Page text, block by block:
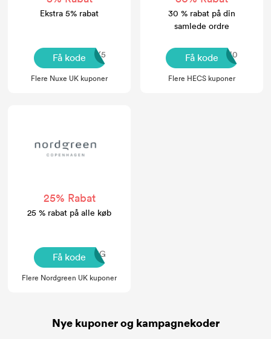
Ekstra 5% rabat
Få kode
UKHONEY5
Flere Nuxe UK kuponer
30 % rabat på din
samlede ordre
Få kodefiFQl0
Flere HECS kuponer
25% Rabat
25 % rabat på alle køb
Få kode
HSD20NG
Flere Nordgreen UK kuponer
Nye kuponer og kampagnekoder